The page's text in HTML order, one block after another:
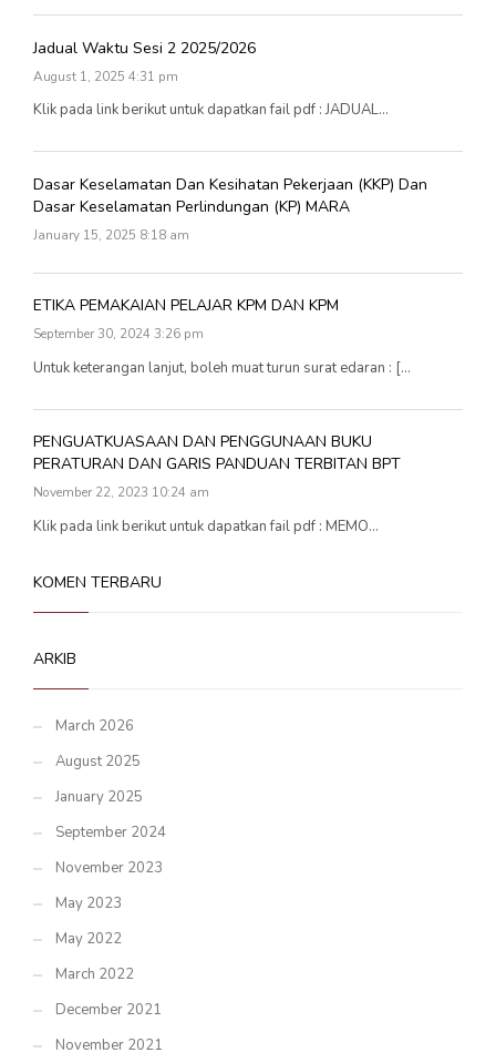
Jadual Waktu Sesi 2 2025/2026
August 1, 2025 4:31 pm
Klik pada link berikut untuk dapatkan fail pdf : JADUAL...
Dasar Keselamatan Dan Kesihatan Pekerjaan (KKP) Dan
Dasar Keselamatan Perlindungan (KP) MARA
January 15, 2025 8:18 am
ETIKA PEMAKAIAN PELAJAR KPM DAN KPM
September 30, 2024 3:26 pm
Untuk keterangan lanjut, boleh muat turun surat edaran : [...
PENGUATKUASAAN DAN PENGGUNAAN BUKU
PERATURAN DAN GARIS PANDUAN TERBITAN BPT
November 22, 2023 10:24 am
Klik pada link berikut untuk dapatkan fail pdf : MEMO...
KOMEN TERBARU
ARKIB
March 2026
August 2025
January 2025
September 2024
November 2023
May 2023
May 2022
March 2022
December 2021
November 2021